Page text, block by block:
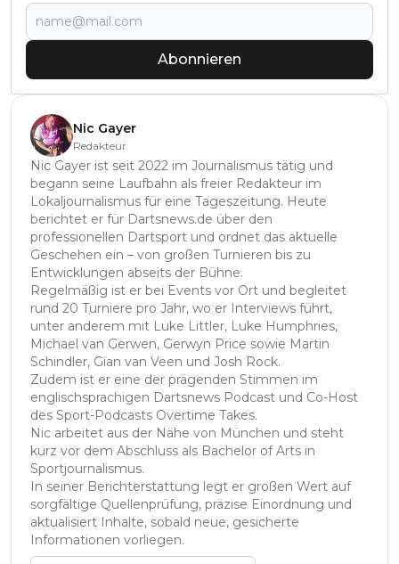
Abonnieren
Nic Gayer
Redakteur
Nic Gayer ist seit 2022 im Journalismus tätig und
begann seine Laufbahn als freier Redakteur im
Lokaljournalismus für eine Tageszeitung. Heute
berichtet er für Dartsnews.de über den
professionellen Dartsport und ordnet das aktuelle
Geschehen ein – von großen Turnieren bis zu
Entwicklungen abseits der Bühne.
Regelmäßig ist er bei Events vor Ort und begleitet
rund 20 Turniere pro Jahr, wo er Interviews führt,
unter anderem mit Luke Littler, Luke Humphries,
Michael van Gerwen, Gerwyn Price sowie Martin
Schindler, Gian van Veen und Josh Rock.
Zudem ist er eine der prägenden Stimmen im
englischsprachigen Dartsnews Podcast und Co-Host
des Sport-Podcasts Overtime Takes.
Nic arbeitet aus der Nähe von München und steht
kurz vor dem Abschluss als Bachelor of Arts in
Sportjournalismus.
In seiner Berichterstattung legt er großen Wert auf
sorgfältige Quellenprüfung, präzise Einordnung und
aktualisiert Inhalte, sobald neue, gesicherte
Informationen vorliegen.